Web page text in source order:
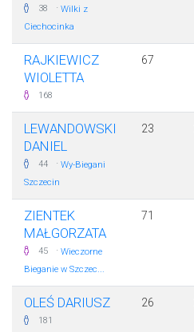
38 · Wilki z
Ciechocinka
RAJKIEWICZ
WIOLETTA
168
67
LEWANDOWSKI
DANIEL
44 · Wy-Biegani
Szczecin
23
ZIENTEK
MAŁGORZATA
45 · Wieczorne
Bieganie w Szczec...
71
OLEŚ DARIUSZ
181
26